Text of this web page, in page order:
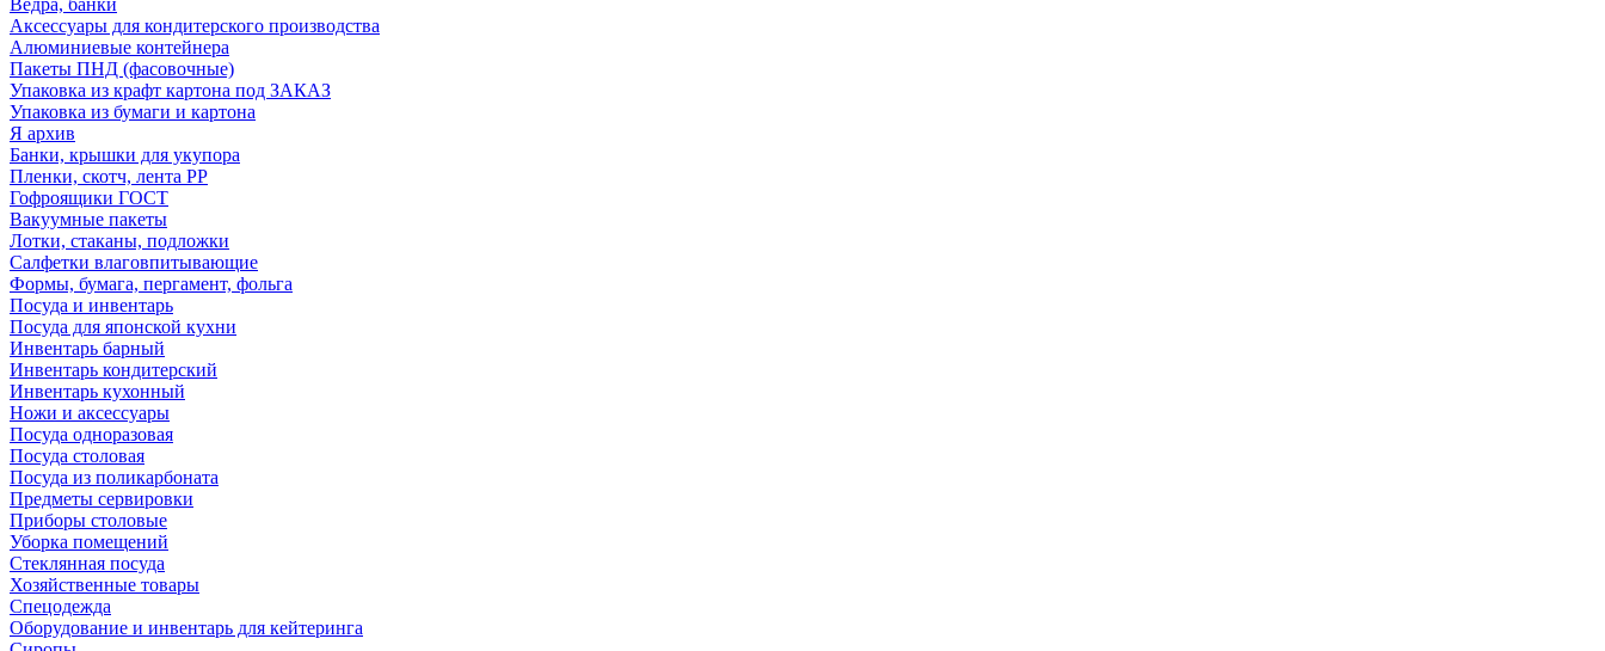
Ведра, банки
Аксессуары для кондитерского производства
Алюминиевые контейнера
Пакеты ПНД (фасовочные)
Упаковка из крафт картона под ЗАКАЗ
Упаковка из бумаги и картона
Я архив
Банки, крышки для укупора
Пленки, скотч, лента РР
Гофроящики ГОСТ
Вакуумные пакеты
Лотки, стаканы, подложки
Салфетки влаговпитывающие
Формы, бумага, пергамент, фольга
Посуда и инвентарь
Посуда для японской кухни
Инвентарь барный
Инвентарь кондитерский
Инвентарь кухонный
Ножи и аксессуары
Посуда одноразовая
Посуда столовая
Посуда из поликарбоната
Предметы сервировки
Приборы столовые
Уборка помещений
Стеклянная посуда
Хозяйственные товары
Спецодежда
Оборудование и инвентарь для кейтеринга